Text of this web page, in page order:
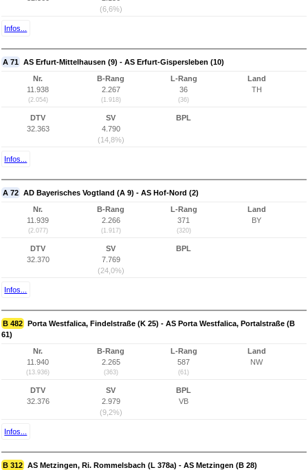
(6,6%)
Infos...
A 71 AS Erfurt-Mittelhausen (9) - AS Erfurt-Gispersleben (10)
Nr.
11.938
(2.054)
B-Rang
2.267
(1.918)
L-Rang
36
(36)
Land
TH
DTV
32.363
SV
4.790
(14,8%)
BPL
Infos...
A 72 AD Bayerisches Vogtland (A 9) - AS Hof-Nord (2)
Nr.
11.939
(2.077)
B-Rang
2.266
(1.917)
L-Rang
371
(320)
Land
BY
DTV
32.370
SV
7.769
(24,0%)
BPL
Infos...
B 482 Porta Westfalica, Findelstraße (K 25) - AS Porta Westfalica, Portalstraße (B
61)
Nr.
11.940
(13.936)
B-Rang
2.265
(363)
L-Rang
587
(61)
Land
NW
DTV
32.376
SV
2.979
(9,2%)
BPL
VB
Infos...
B 312 AS Metzingen, Ri. Rommelsbach (L 378a) - AS Metzingen (B 28)